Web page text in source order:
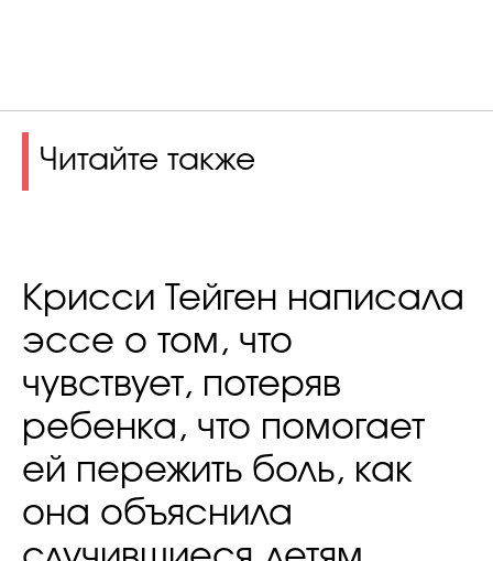
Читайте также
Крисси Тейген написала
эссе о том, что
чувствует, потеряв
ребенка, что помогает
ей пережить боль, как
она объяснила